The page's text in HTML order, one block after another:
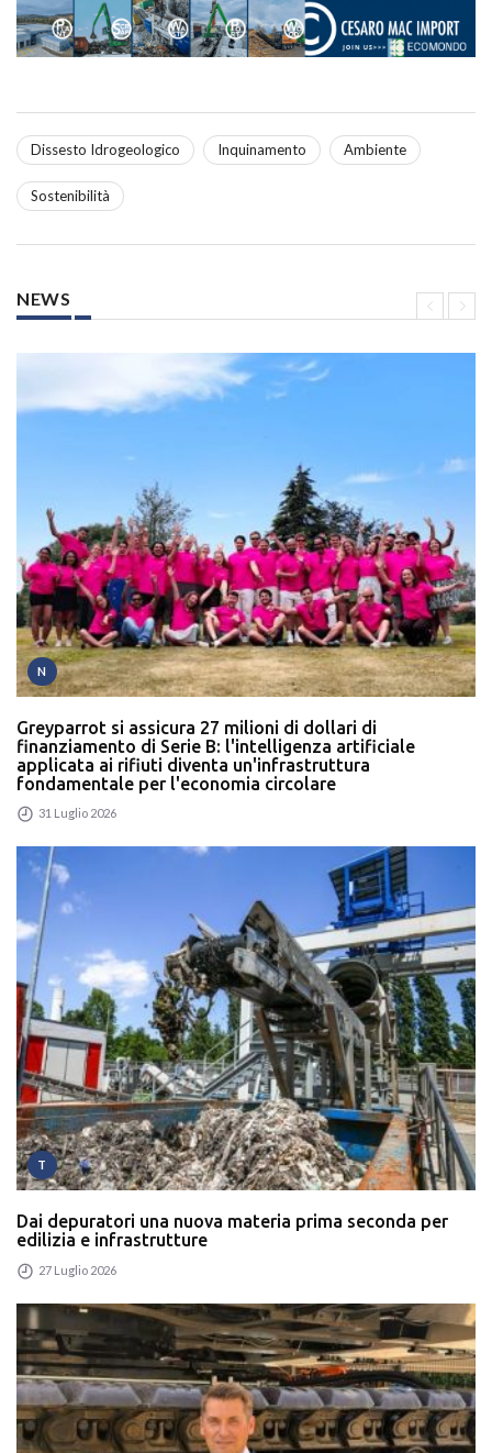
Dissesto Idrogeologico Inquinamento Ambiente
Sostenibilità
NEWS
N
Greyparrot si assicura 27 milioni di dollari di
finanziamento di Serie B: l'intelligenza artificiale
applicata ai rifiuti diventa un'infrastruttura
fondamentale per l'economia circolare
31 Luglio 2026
T
Dai depuratori una nuova materia prima seconda per
edilizia e infrastrutture
27 Luglio 2026